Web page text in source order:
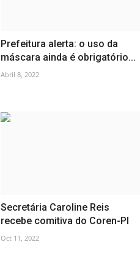
Prefeitura alerta: o uso da
máscara ainda é obrigatório...
Abril 8, 2022
Secretária Caroline Reis
recebe comitiva do Coren-PI
Oct 11, 2022